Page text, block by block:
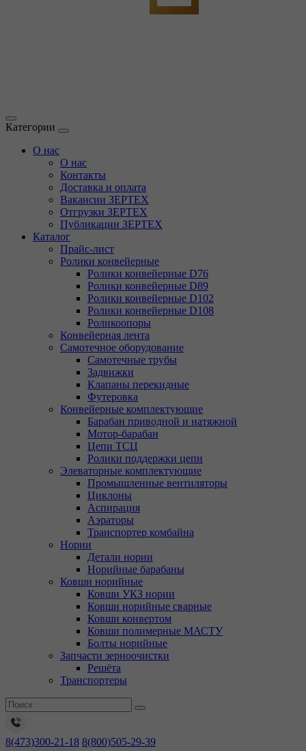
Категории
О нас
О нас
Контакты
Доставка и оплата
Вакансии ЗЕРТЕХ
Отгрузки ЗЕРТЕХ
Публикации ЗЕРТЕХ
Каталог
Прайс-лист
Ролики конвейерные
Ролики конвейерные D76
Ролики конвейерные D89
Ролики конвейерные D102
Ролики конвейерные D108
Роликоопоры
Конвейерная лента
Самотечное оборудование
Самотечные трубы
Задвижки
Клапаны перекидные
Футеровка
Конвейерные комплектующие
Барабан приводной и натяжной
Мотор-барабан
Цепи ТСЦ
Ролики поддержки цепи
Элеваторные комплектующие
Промышленные вентиляторы
Циклоны
Аспирация
Аэраторы
Транспортер комбайна
Нории
Детали нории
Норийные барабаны
Ковши норийные
Ковши УКЗ нории
Ковши норийные сварные
Ковши конвертом
Ковши полимерные МАСТУ
Болты норийные
Запчасти зерноочистки
Решёта
Транспортеры
8(473)300-21-18 8(800)505-29-39